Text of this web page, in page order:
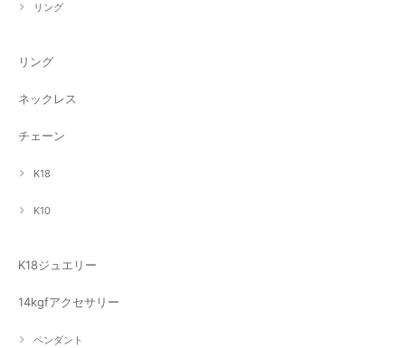
リング
リング
ネックレス
チェーン
K18
K10
K18ジュエリー
14kgfアクセサリー
ペンダント